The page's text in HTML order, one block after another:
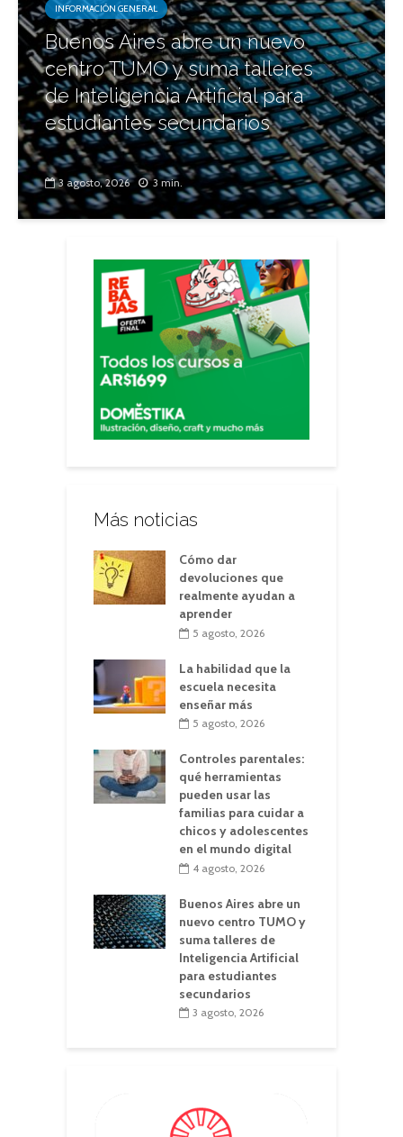
INFORMACIÓN GENERAL
Buenos Aires abre un nuevo
centro TUMO y suma talleres
de Inteligencia Artificial para
estudiantes secundarios
3 agosto, 2026 3 min.
Más noticias
Cómo dar
devoluciones que
realmente ayudan a
aprender
5 agosto, 2026
La habilidad que la
escuela necesita
enseñar más
5 agosto, 2026
Controles parentales:
qué herramientas
pueden usar las
familias para cuidar a
chicos y adolescentes
en el mundo digital
4 agosto, 2026
Buenos Aires abre un
nuevo centro TUMO y
suma talleres de
Inteligencia Artificial
para estudiantes
secundarios
3 agosto, 2026